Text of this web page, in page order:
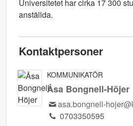
Universitetet har cirka 17 300
anställda.
Kontaktpersoner
KOMMUNIKATÖR
Åsa Bongnell-Höjer
asa.bongnell-
0703350595